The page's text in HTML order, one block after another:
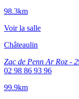
98.3km
Voir la salle
Châteaulin
Zac de Penn Ar Roz -
02 98 86 93 96
99.9km